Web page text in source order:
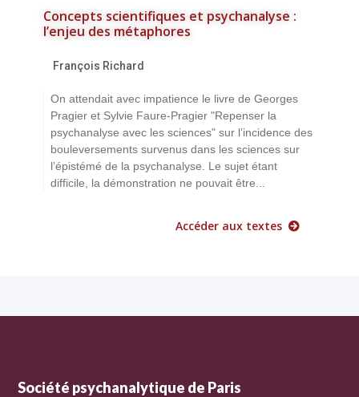
Concepts scientifiques et psychanalyse :
l’enjeu des métaphores
François Richard
On attendait avec impatience le livre de Georges
Pragier et Sylvie Faure-Pragier "Repenser la
psychanalyse avec les sciences" sur l’incidence des
bouleversements survenus dans les sciences sur
l’épistémé de la psychanalyse. Le sujet étant
difficile, la démonstration ne pouvait être...
Accéder aux textes
Société psychanalytique de Paris